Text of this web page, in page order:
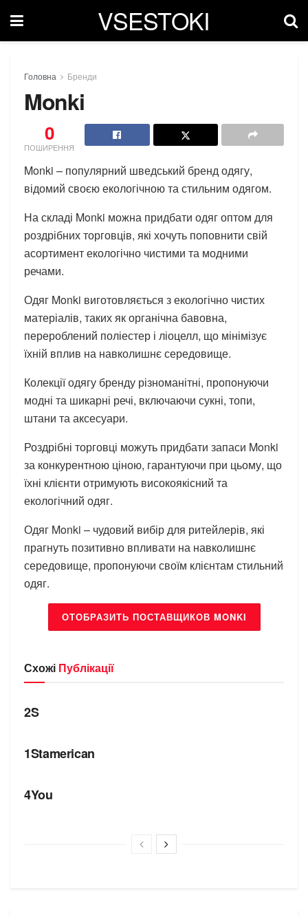
VSESTOKI
Головна Бренди
Monki
0
ПОШИРЕННЯ
Monki – популярний шведський бренд одягу,
відомий своєю екологічною та стильним одягом.
На складі Monki можна придбати одяг оптом для
роздрібних торговців, які хочуть поповнити свій
асортимент екологічно чистими та модними
речами.
Одяг Monki виготовляється з екологічно чистих
матеріалів, таких як органічна бавовна,
перероблений поліестер і ліоцелл, що мінімізує
їхній вплив на навколишнє середовище.
Колекції одягу бренду різноманітні, пропонуючи
модні та шикарні речі, включаючи сукні, топи,
штани та аксесуари.
Роздрібні торговці можуть придбати запаси Monki
за конкурентною ціною, гарантуючи при цьому, що
їхні клієнти отримують високоякісний та
екологічний одяг.
Одяг Monki – чудовий вибір для ритейлерів, які
прагнуть позитивно впливати на навколишнє
середовище, пропонуючи своїм клієнтам стильний
одяг.
ОТОБРАЗИТЬ ПОСТАВЩИКОВ MONKI
Схожі Публікації
БРЕНДИ
2S
1Stamerican
4You